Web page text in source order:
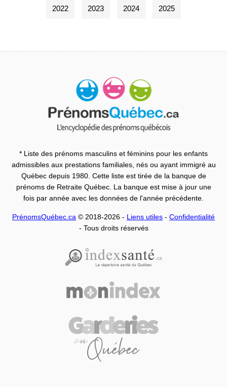
2022 2023 2024 2025
* Liste des prénoms masculins et féminins pour les enfants
admissibles aux prestations familiales, nés ou ayant immigré au
Québec depuis 1980. Cette liste est tirée de la banque de
prénoms de Retraite Québec. La banque est mise à jour une
fois par année avec les données de l'année précédente.
PrénomsQuébec.ca © 2018-2026 - Liens utiles - Confidentialité
- Tous droits réservés